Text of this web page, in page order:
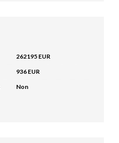
262195 EUR
936 EUR
Non